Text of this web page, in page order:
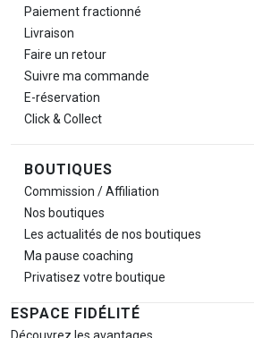
Paiement fractionné
Livraison
Faire un retour
Suivre ma commande
E-réservation
Click & Collect
BOUTIQUES
Commission / Affiliation
Nos boutiques
Les actualités de nos boutiques
Ma pause coaching
Privatisez votre boutique
ESPACE FIDÉLITÉ